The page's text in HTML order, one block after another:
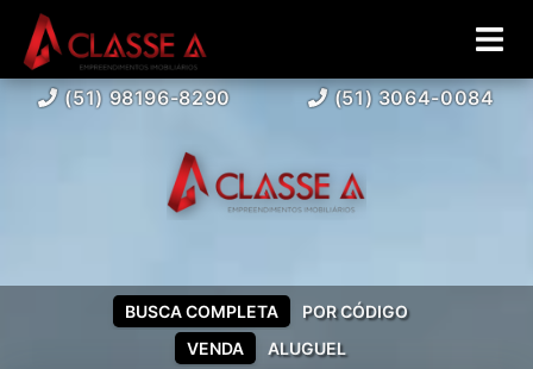
(51) 98196-8290 (51) 3064-0084
VENDA ALUGUEL
BUSCA COMPLETA POR CÓDIGO